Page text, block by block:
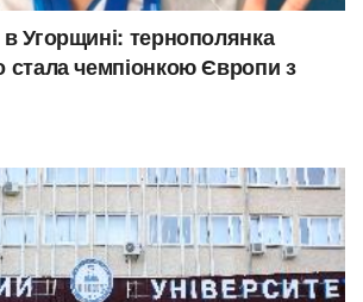
Угорщині: тернополянка
стала чемпіонкою Європи з